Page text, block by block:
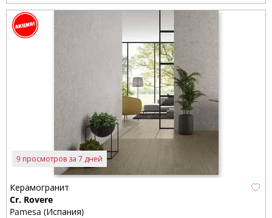
9 просмотров за 7 дней
Керамогранит
Cr. Rovere
Pamesa (Испания)